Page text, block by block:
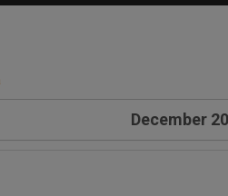
December